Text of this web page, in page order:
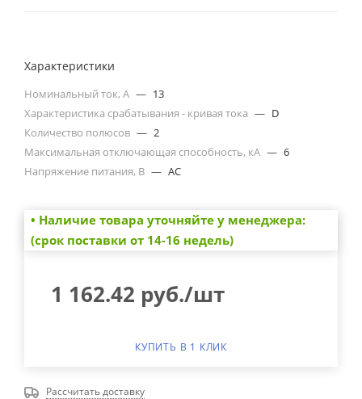
Характеристики
Номинальный ток, А — 13
Характеристика срабатывания - кривая тока — D
Количество полюсов — 2
Максимальная отключающая способность, кА — 6
Напряжение питания, В — AC
• Наличие товара уточняйте у менеджера:
(срок поставки от 14-16 недель)
1 162.42 руб./шт
КУПИТЬ В 1 КЛИК
Рассчитать доставку